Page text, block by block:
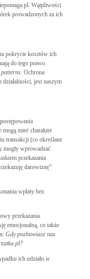
Wątpliwości
prowadzonych za ich
pokrycie kosztów ich
do tego prawo.
. Ochrona
jest naszym
mieć charakter
transakcji (co określane
mogły wprowadzać
przekazania
darowiznę”
wpłaty bez
przekazania
emocjonalną, co także
Gdy pozbawiasz nas
ich udziału w